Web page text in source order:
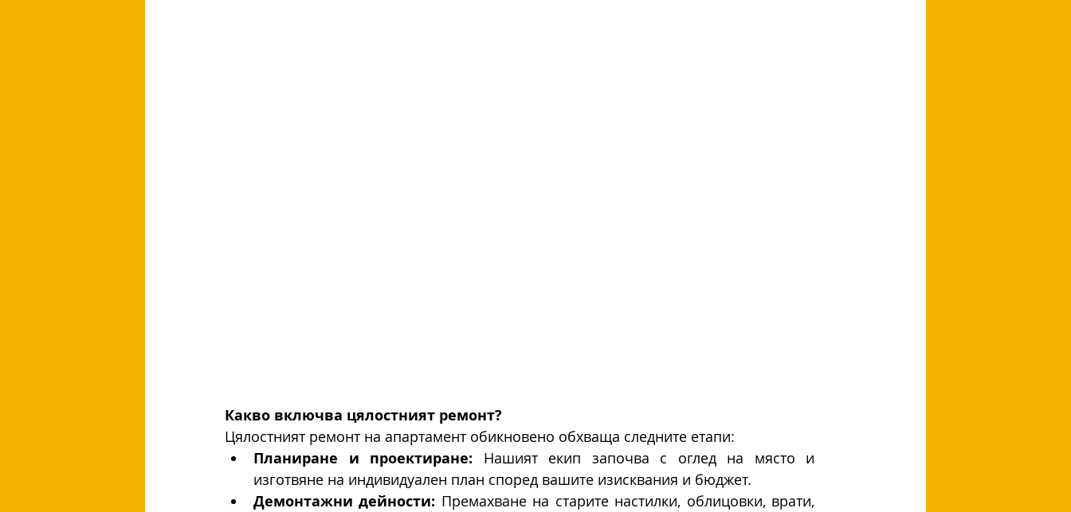
Какво включва цялостният ремонт?
Цялостният ремонт на апартамент обикновено обхваща следните етапи:
Планиране и проектиране: Нашият екип започва с оглед на място и
изготвяне на индивидуален план според вашите изисквания и бюджет.
Демонтажни дейности: Премахване на старите настилки, облицовки, врати,